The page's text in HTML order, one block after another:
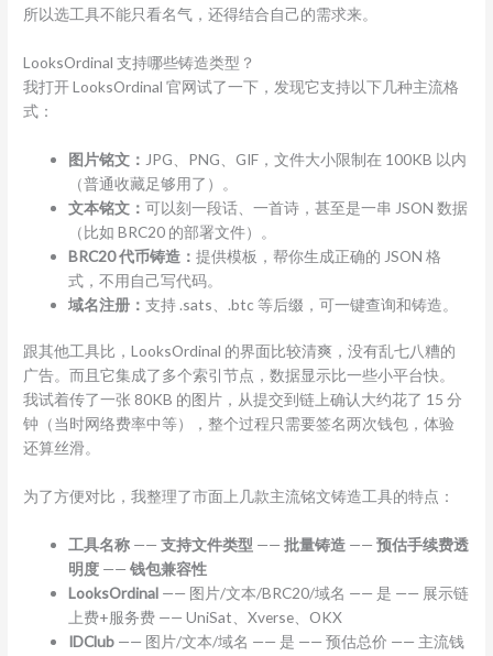
所以选工具不能只看名气，还得结合自己的需求来。
LooksOrdinal 支持哪些铸造类型？
我打开 LooksOrdinal 官网试了一下，发现它支持以下几种主流格
式：
图片铭文： JPG、PNG、GIF，文件大小限制在 100KB 以内
（普通收藏足够用了）。
文本铭文：可以刻一段话、一首诗，甚至是一串 JSON 数据
（比如 BRC20 的部署文件）。
BRC20 代币铸造：提供模板，帮你生成正确的 JSON 格
式，不用自己写代码。
域名注册：支持 .sats、.btc 等后缀，可一键查询和铸造。
跟其他工具比，LooksOrdinal 的界面比较清爽，没有乱七八糟的
广告。而且它集成了多个索引节点，数据显示比一些小平台快。
我试着传了一张 80KB 的图片，从提交到链上确认大约花了 15 分
钟（当时网络费率中等），整个过程只需要签名两次钱包，体验
还算丝滑。
为了方便对比，我整理了市面上几款主流铭文铸造工具的特点：
工具名称 ——支持文件类型 ——批量铸造 ——预估手续费透
明度 ——钱包兼容性
LooksOrdinal —— 图片/文本/BRC20/域名 —— 是 —— 展示链
上费+服务费 —— UniSat、Xverse、OKX
IDClub —— 图片/文本/域名 —— 是 —— 预估总价 —— 主流钱